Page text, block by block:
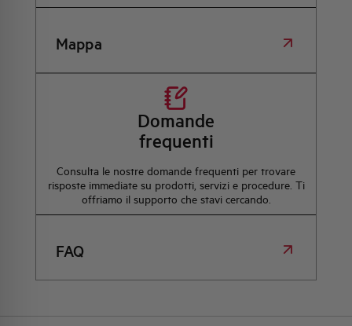
Mappa
Domande
frequenti
Consulta le nostre domande frequenti per trovare
risposte immediate su prodotti, servizi e procedure. Ti
offriamo il supporto che stavi cercando.
FAQ